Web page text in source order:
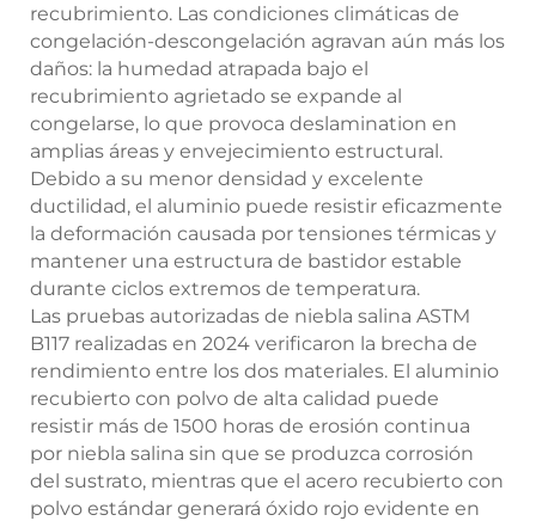
recubrimiento. Las condiciones climáticas de
congelación-descongelación agravan aún más los
daños: la humedad atrapada bajo el
recubrimiento agrietado se expande al
congelarse, lo que provoca deslamination en
amplias áreas y envejecimiento estructural.
Debido a su menor densidad y excelente
ductilidad, el aluminio puede resistir eficazmente
la deformación causada por tensiones térmicas y
mantener una estructura de bastidor estable
durante ciclos extremos de temperatura.
Las pruebas autorizadas de niebla salina ASTM
B117 realizadas en 2024 verificaron la brecha de
rendimiento entre los dos materiales. El aluminio
recubierto con polvo de alta calidad puede
resistir más de 1500 horas de erosión continua
por niebla salina sin que se produzca corrosión
del sustrato, mientras que el acero recubierto con
polvo estándar generará óxido rojo evidente en